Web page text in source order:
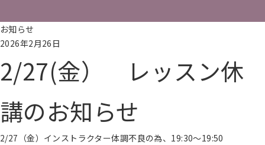
お知らせ
2026年2月26日
2/27(金） レッスン休
講のお知らせ
2/27（金）インストラクター体調不良の為、19:30～19:50